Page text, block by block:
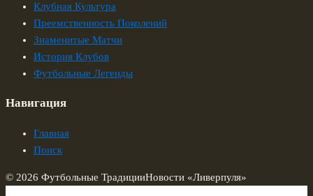
Клубная Культура
Преемственность Поколений
Знаменитые Матчи
История Клубов
Футбольные Легенды
Навигация
Главная
Поиск
© 2026 Футбольные ТрадицииНовости «Ливерпуля»